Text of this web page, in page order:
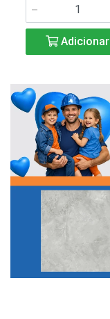
Adicionar